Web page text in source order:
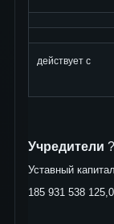
действует с
Учредители ?
Уставный
185 931 538